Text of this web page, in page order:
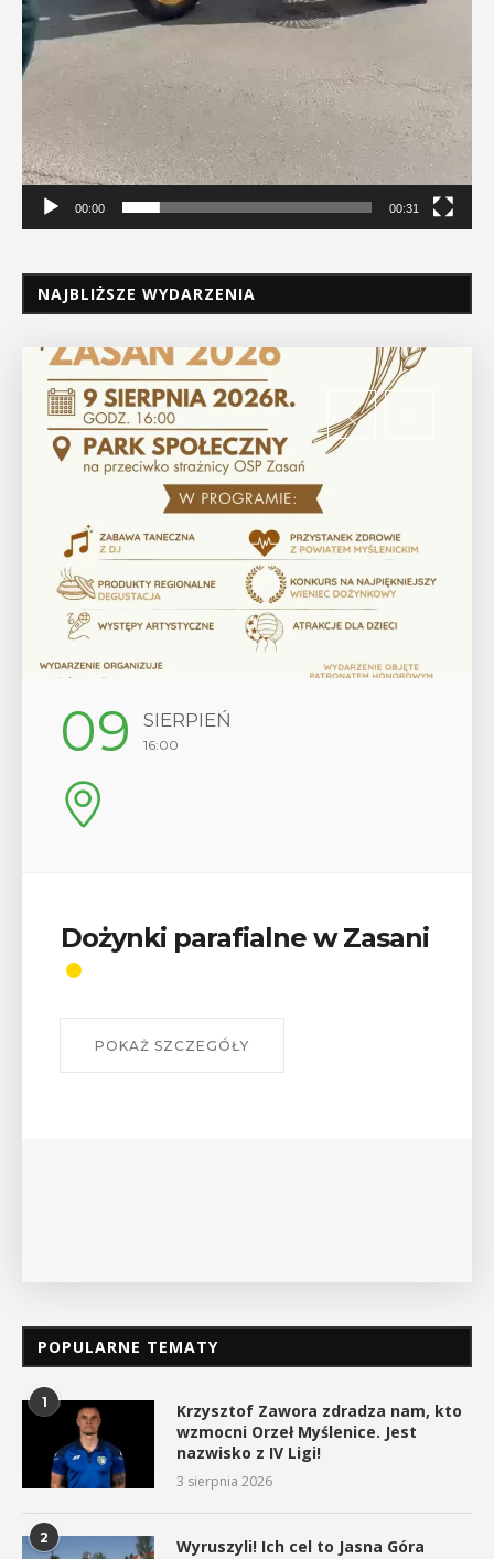
00:00 00:31
NAJBLIŻSZE WYDARZENIA
12 SIERPIEŃ
17:00
Wykład „Jak zdobyć
odznaki na myślenickich
W środę 12 sierpnia o godz. 17 w Miejskiej
POPULARNE TEMATY
1
Krzysztof Zawora zdradza nam, kto
wzmocni Orzeł Myślenice. Jest
nazwisko z IV Ligi!
3 sierpnia 2026
2 Wyruszyli! Ich cel to Jasna Góra